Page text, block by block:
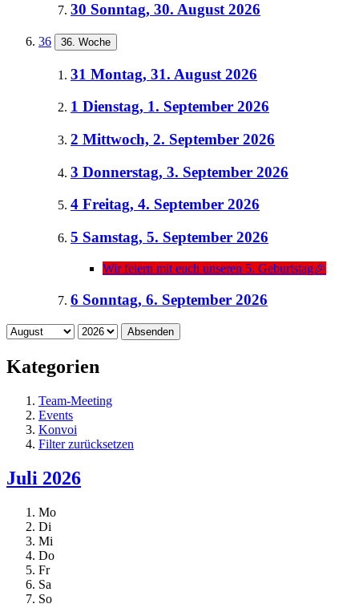
30 Sonntag, 30. August 2026
36 36. Woche
31 Montag, 31. August 2026
1 Dienstag, 1. September 2026
2 Mittwoch, 2. September 2026
3 Donnerstag, 3. September 2026
4 Freitag, 4. September 2026
5 Samstag, 5. September 2026
Wir feiern mit euch unseren 5. Geburtstag🎉
6 Sonntag, 6. September 2026
Absenden
Kategorien
Team-Meeting
Events
Konvoi
Filter zurücksetzen
Juli 2026
Mo
Di
Mi
Do
Fr
Sa
So